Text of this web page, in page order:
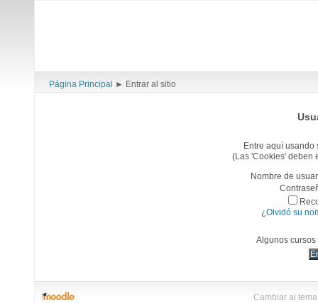
Página Principal ► Entrar al sitio
Entre aquí usando
(Las 'Cookies' deben
Nombre de
¿Olvidó su
Algunos
Cambiar al